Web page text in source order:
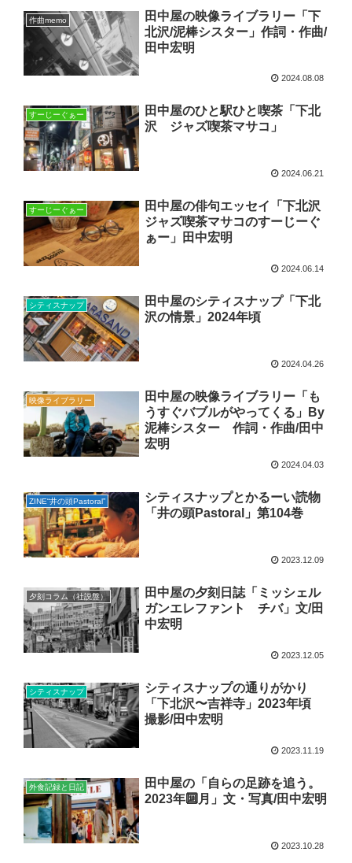
作曲memo
田中屋の映像ライブラリー「下
北沢/泥棒シスター」作詞・作曲/
田中宏明
2024.08.08
すーじーぐぁー
田中屋のひと駅ひと喫茶「下北
沢 ジャズ喫茶マサコ」
2024.06.21
すーじーぐぁー
田中屋の俳句エッセイ「下北沢
ジャズ喫茶マサコのすーじーぐ
ぁー」田中宏明
2024.06.14
シティスナップ
田中屋のシティスナップ「下北
沢の情景」2024年頃
2024.04.26
映像ライブラリー
田中屋の映像ライブラリー「も
うすぐバブルがやってくる」By
泥棒シスター 作詞・作曲/田中
宏明
2024.04.03
ZINE“井の頭Pastoral”
シティスナップとかるーい読物
「井の頭Pastoral」第104巻
2023.12.09
夕刻コラム（社説盤）
田中屋の夕刻日誌「ミッシェル
ガンエレファント チバ」文/田
中宏明
2023.12.05
シティスナップ
シティスナップの通りがかり
「下北沢〜吉祥寺」2023年頃
撮影/田中宏明
2023.11.19
外食記録と日記
田中屋の「自らの足跡を追う。
2023年🔟月」文・写真/田中宏明
2023.10.28